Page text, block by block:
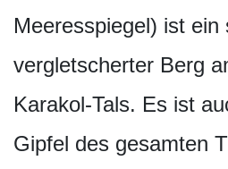
Meeresspiegel) ist ein
vergletscherter Berg
Karakol-Tals. Es ist
Gipfel des gesamten